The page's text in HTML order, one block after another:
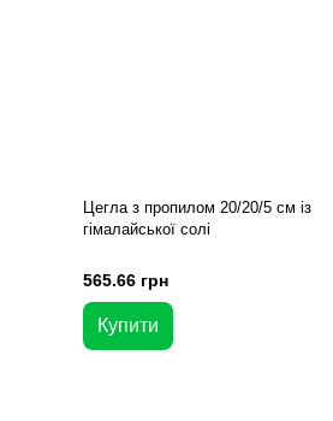
Цегла з пропилом 20/20/5 см із
гімалайської солі
565.66 грн
Купити